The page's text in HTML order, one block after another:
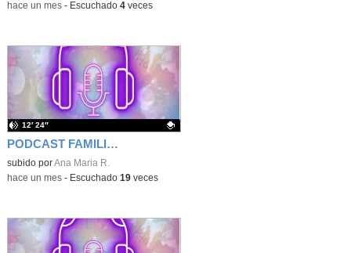
-hace un mes- Escuchado 4veces
PODCAST FAMILIA CHURCHILL EPISODIO 4 TEMPORADA 3
Contenido educativo.
subido porAna Maria R.
12′ 24″
-hace un mes- Escuchado 19veces